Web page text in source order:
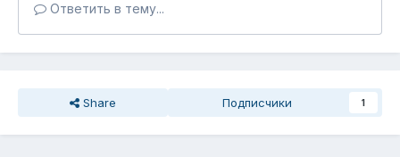
Ответить в тему...
Share Подписчики 1